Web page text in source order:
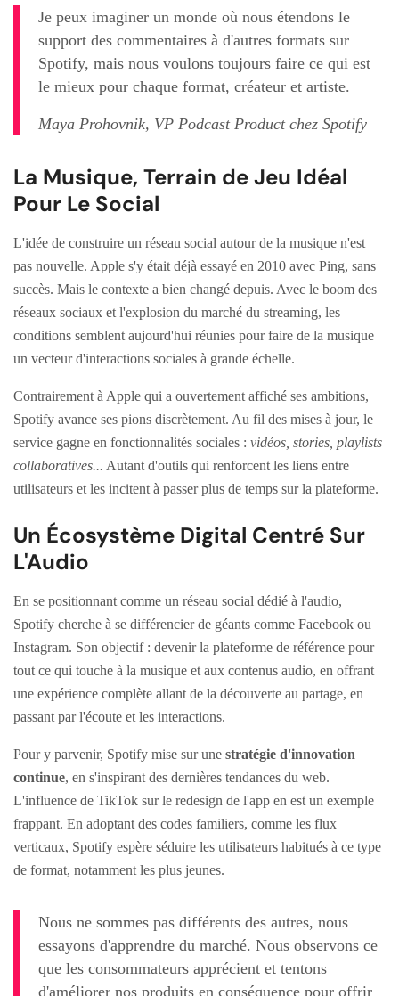
Je peux imaginer un monde où nous étendons le
support des commentaires à d'autres formats sur
Spotify, mais nous voulons toujours faire ce qui est
le mieux pour chaque format, créateur et artiste.
Maya Prohovnik, VP Podcast Product chez Spotify
La Musique, Terrain de Jeu Idéal
Pour Le Social
L'idée de construire un réseau social autour de la musique n'est
pas nouvelle. Apple s'y était déjà essayé en 2010 avec Ping, sans
succès. Mais le contexte a bien changé depuis. Avec le boom des
réseaux sociaux et l'explosion du marché du streaming, les
conditions semblent aujourd'hui réunies pour faire de la musique
un vecteur d'interactions sociales à grande échelle.
Contrairement à Apple qui a ouvertement affiché ses ambitions,
Spotify avance ses pions discrètement. Au fil des mises à jour, le
service gagne en fonctionnalités sociales : vidéos, stories, playlists
collaboratives... Autant d'outils qui renforcent les liens entre
utilisateurs et les incitent à passer plus de temps sur la plateforme.
Un Écosystème Digital Centré Sur
L'Audio
En se positionnant comme un réseau social dédié à l'audio,
Spotify cherche à se différencier de géants comme Facebook ou
Instagram. Son objectif : devenir la plateforme de référence pour
tout ce qui touche à la musique et aux contenus audio, en offrant
une expérience complète allant de la découverte au partage, en
passant par l'écoute et les interactions.
Pour y parvenir, Spotify mise sur une stratégie d'innovation
continue, en s'inspirant des dernières tendances du web.
L'influence de TikTok sur le redesign de l'app en est un exemple
frappant. En adoptant des codes familiers, comme les flux
verticaux, Spotify espère séduire les utilisateurs habitués à ce type
de format, notamment les plus jeunes.
Nous ne sommes pas différents des autres, nous
essayons d'apprendre du marché. Nous observons ce
que les consommateurs apprécient et tentons
d'améliorer nos produits en conséquence pour offrir